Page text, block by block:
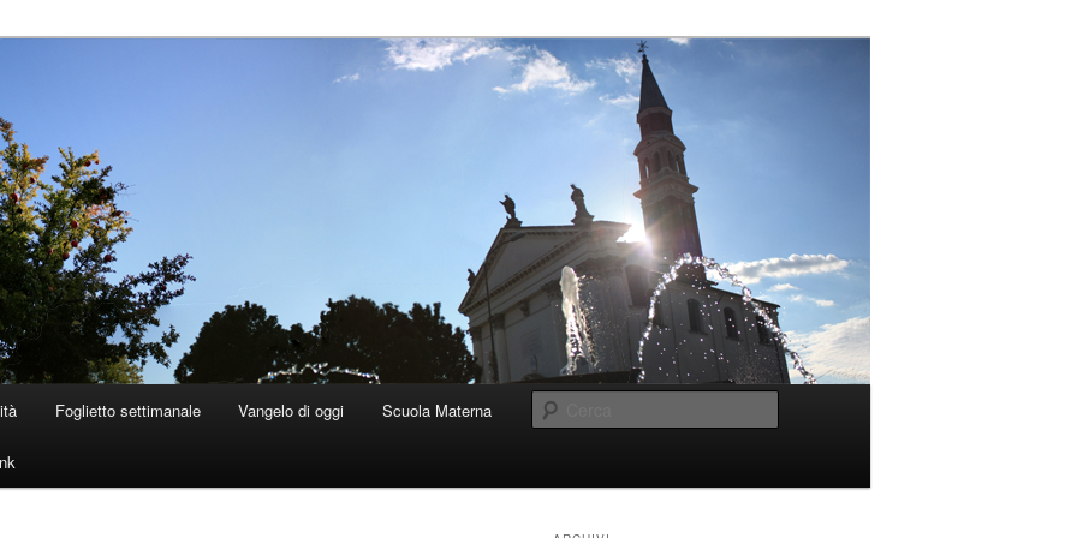
Foglietto settimanale Vangelo di oggi Scuola Materna